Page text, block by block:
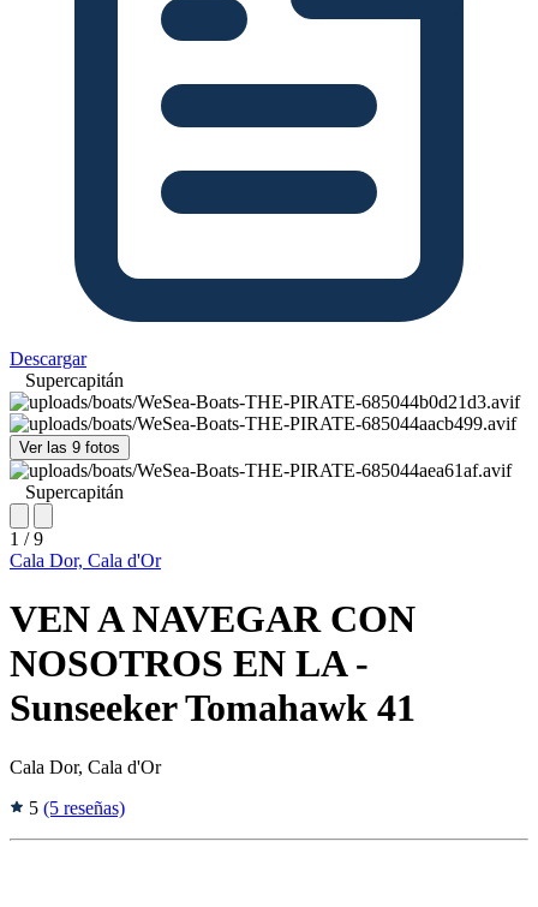
Descargar
Supercapitán
Ver las 9 fotos
Supercapitán
1 / 9
Cala Dor, Cala d'Or
VEN A NAVEGAR CON
NOSOTROS EN LA -
Sunseeker Tomahawk 41
Cala Dor, Cala d'Or
5 (5 reseñas)